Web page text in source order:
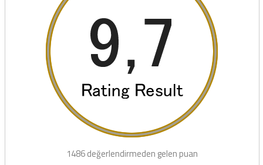
1486 değerlendirmeden gelen puan